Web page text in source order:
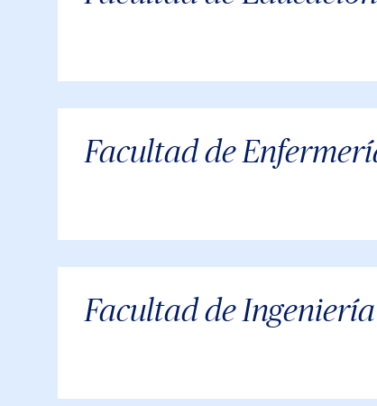
Facultad de
Facultad de Ingeniería